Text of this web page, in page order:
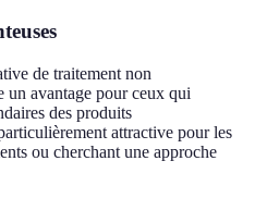
de traitement non
un avantage pour ceux qui
des produits
attractive pour les
ou cherchant une approche